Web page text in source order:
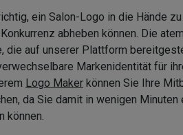
ein Salon-Logo in die Hände
abheben können. Die
die auf unserer Plattform
Markenidentität für
Logo Maker können Sie Ihre
da Sie damit in wenigen
können.